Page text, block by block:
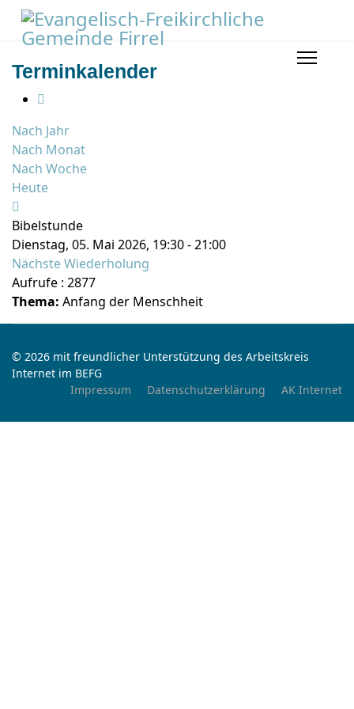
Terminkalender
Nach Jahr
Nach Monat
Nach Woche
Heute
Bibelstunde
Dienstag, 05. Mai 2026, 19:30 - 21:00
Nächste Wiederholung
Aufrufe : 2877
Thema: Anfang der Menschheit
© 2026 mit freundlicher Unterstützung des Arbeitskreis
Internet im BEFG
Impressum
Datenschutzerklärung AK Internet